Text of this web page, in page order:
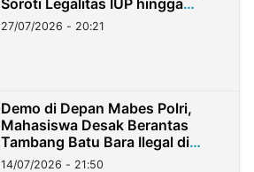
Soroti Legalitas IUP hingga
Stockpile
27/07/2026 - 20:21
Demo di Depan Mabes Polri,
Mahasiswa Desak Berantas
Tambang Batu Bara Ilegal di
Lampung
14/07/2026 - 21:50